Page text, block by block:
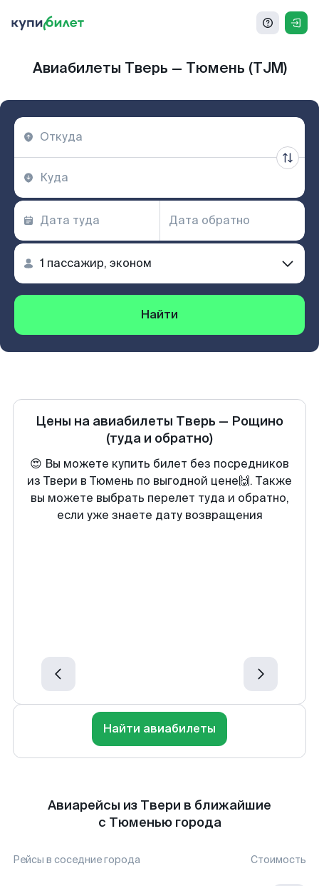
Авиабилеты Тверь — Тюмень (TJM)
Найти
Цены на авиабилеты Тверь — Рощино
(туда и обратно)
😍 Вы можете купить билет без посредников
из Твери в Тюмень по выгодной цене🙌. Также
вы можете выбрать перелет туда и обратно,
если уже знаете дату возвращения
Найти авиабилеты
Авиарейсы из Твери в ближайшие
с Тюменью города
Рейсы в соседние города Стоимость